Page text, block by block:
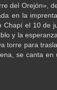
del Orejón»,
en la
Chapí el 10 de
y la
torre para
se canta en